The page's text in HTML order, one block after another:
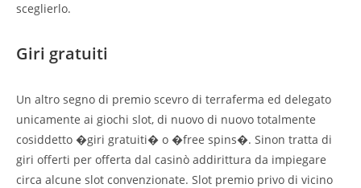
sceglierlo.
Giri gratuiti
Un altro segno di premio scevro di terraferma ed delegato
unicamente ai giochi slot, di nuovo di nuovo totalmente
cosiddetto �giri gratuiti� o �free spins�. Sinon tratta di
giri offerti per offerta dal casinò addirittura da impiegare
circa alcune slot convenzionate. Slot premio privo di vicino